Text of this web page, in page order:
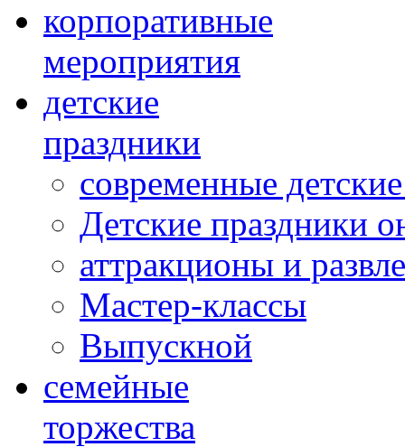
корпоративные
мероприятия
детские
праздники
современные
Детские праздники
аттракционы и
Мастер-классы
Выпускной
cемейные
торжества